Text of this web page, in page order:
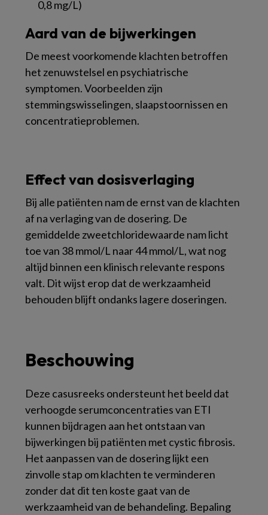
0,8 mg/L)
Aard van de bijwerkingen
De meest voorkomende klachten betroffen
het zenuwstelsel en psychiatrische
symptomen. Voorbeelden zijn
stemmingswisselingen, slaapstoornissen en
concentratieproblemen.
Effect van dosisverlaging
Bij alle patiënten nam de ernst van de klachten
af na verlaging van de dosering. De
gemiddelde zweetchloridewaarde nam licht
toe van 38 mmol/L naar 44 mmol/L, wat nog
altijd binnen een klinisch relevante respons
valt. Dit wijst erop dat de werkzaamheid
behouden blijft ondanks lagere doseringen.
Beschouwing
Deze casusreeks ondersteunt het beeld dat
verhoogde serumconcentraties van ETI
kunnen bijdragen aan het ontstaan van
bijwerkingen bij patiënten met cystic fibrosis.
Het aanpassen van de dosering lijkt een
zinvolle stap om klachten te verminderen
zonder dat dit ten koste gaat van de
werkzaamheid van de behandeling. Bepaling